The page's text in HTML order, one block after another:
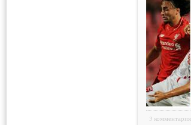
3 комментария